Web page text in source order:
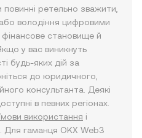
повинні ретельно зважити,
володіння цифровими
становище й
у вас виникнуть
будь-яких дій за
до юридичного,
консультанта. Деякі
в певних регіонах.
використання і
. Для гаманця OKX Web3